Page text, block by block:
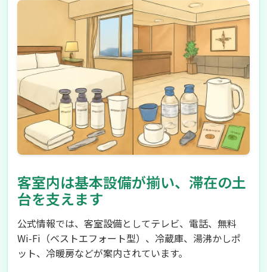
客室内は基本設備が揃い、滞在の土
台を支えます
公式情報では、客室設備としてテレビ、電話、無料
Wi‑Fi（ベストエフォート型）、冷蔵庫、湯沸かしポ
ット、冷暖房などが案内されています。